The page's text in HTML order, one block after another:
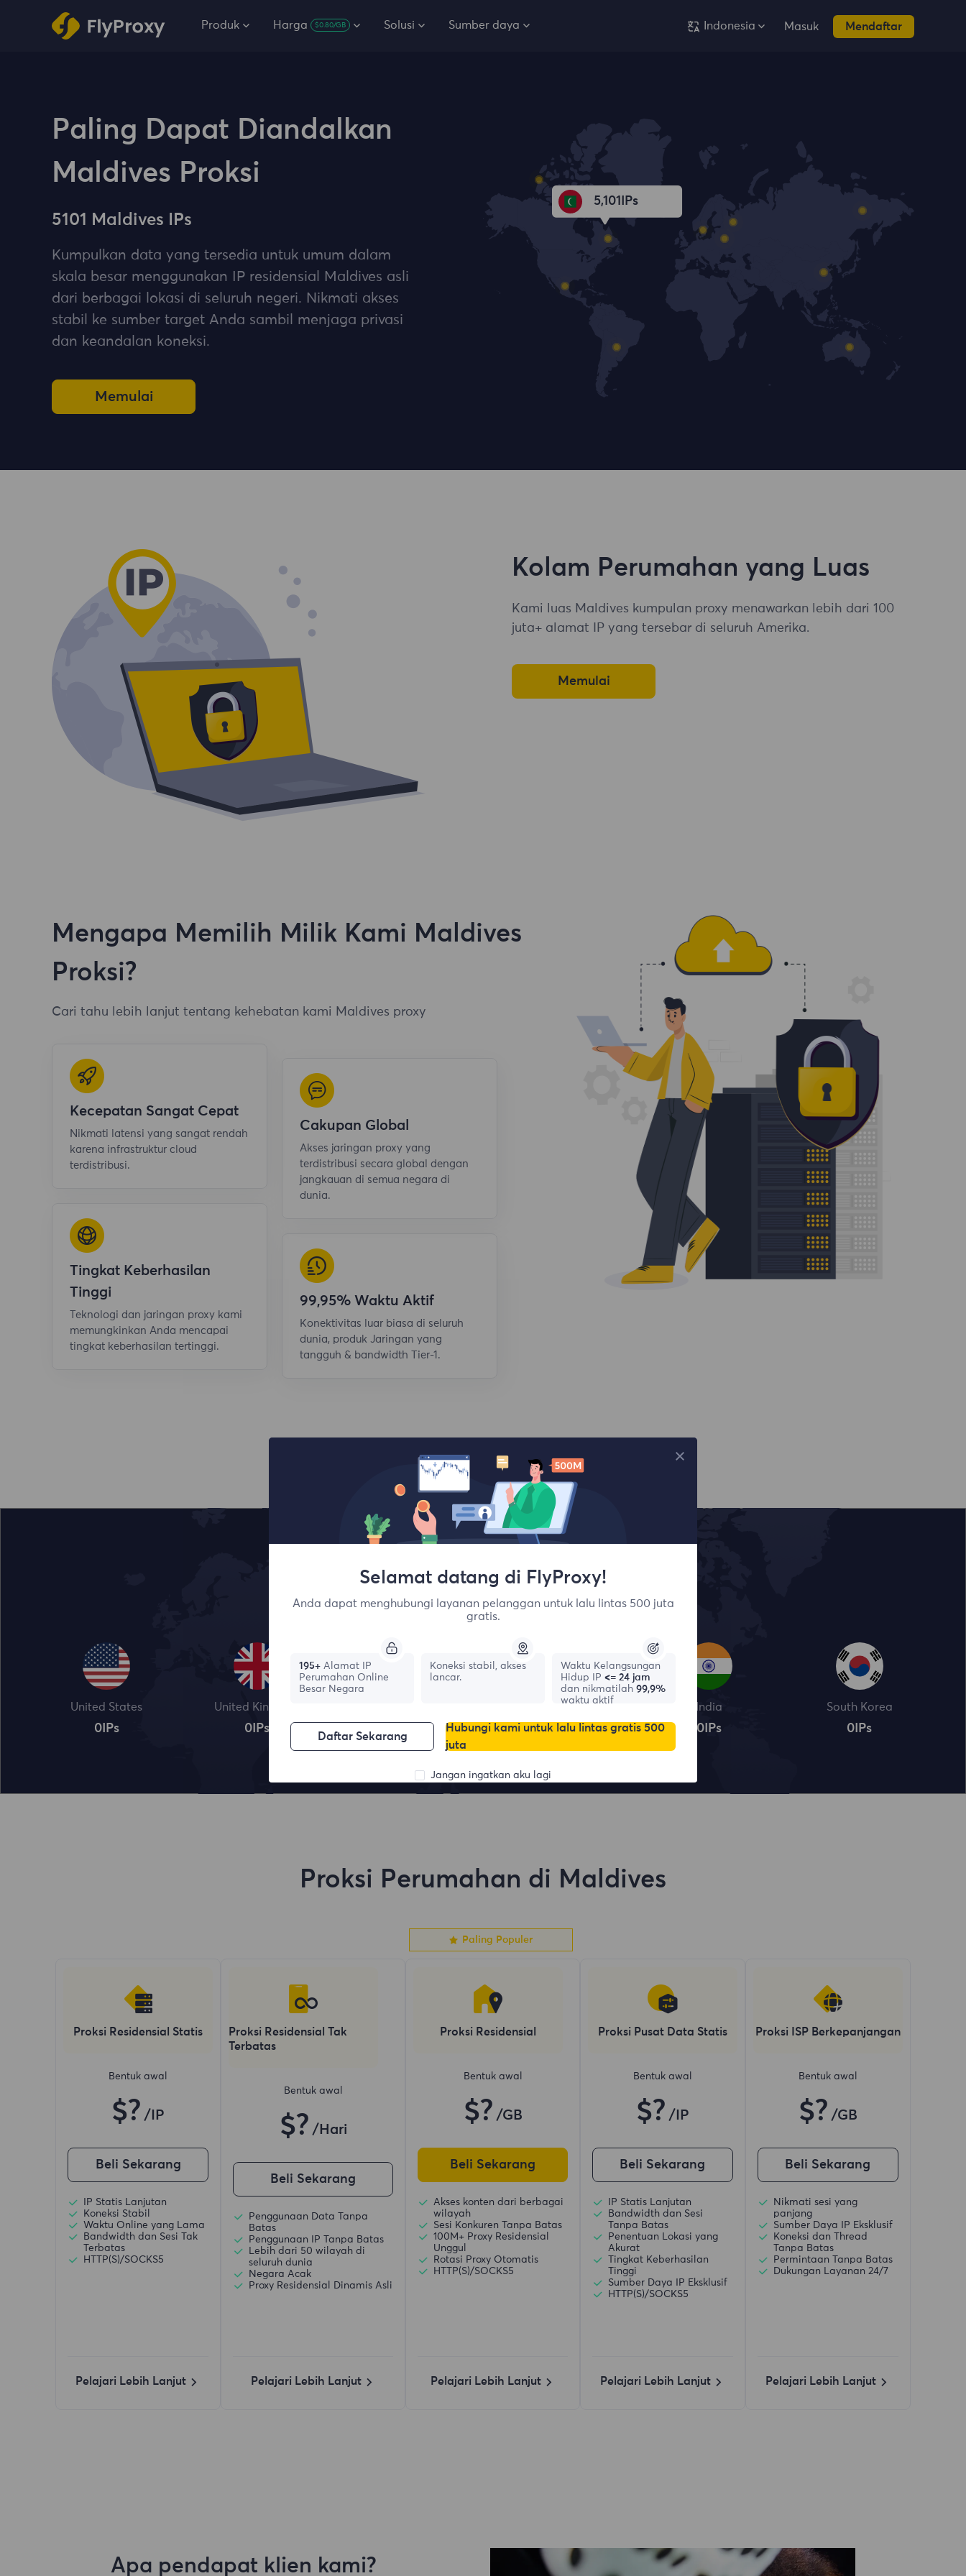
Produk Harga $0.80/GB Solusi Sumber daya Indonesia Masuk Mendaftar
Paling Dapat Diandalkan
Maldives Proksi
5101 Maldives IPs
Kumpulkan data yang tersedia untuk umum dalam
skala besar menggunakan IP residensial Maldives asli
dari berbagai lokasi di seluruh negeri. Nikmati akses
stabil ke sumber target Anda sambil menjaga privasi
dan keandalan koneksi.
Memulai
5,101 IPs
Kolam Perumahan yang Luas
Kami luas Maldives kumpulan proxy menawarkan lebih dari 100
juta+ alamat IP yang tersebar di seluruh Amerika.
Memulai
Mengapa Memilih Milik Kami Maldives
Proksi?
Cari tahu lebih lanjut tentang kehebatan kami Maldives proxy
Kecepatan Sangat Cepat
Nikmati latensi yang sangat rendah
karena infrastruktur cloud
terdistribusi.
Tingkat Keberhasilan
Tinggi
Teknologi dan jaringan proxy kami
memungkinkan Anda mencapai
tingkat keberhasilan tertinggi.
Cakupan Global
Akses jaringan proxy yang
terdistribusi secara global dengan
jangkauan di semua negara di
dunia.
99,95% Waktu Aktif
Konektivitas luar biasa di seluruh
dunia, produk Jaringan yang
tangguh & bandwidth Tier-1.
Lokasi teratas
United States
0IPs
United Kingdom
0 IPs
Canada
0 IPs
India
0IPs
South Korea
0 IPs
Proksi Perumahan di Maldives
Paling Populer
Proksi Residensial Statis
Bentuk awal
$? /IP
Beli Sekarang
IP Statis Lanjutan
Koneksi Stabil
Waktu Online yang Lama
Bandwidth dan Sesi Tak
Terbatas
HTTP(S)/SOCKS5
Pelajari Lebih Lanjut
Proksi Residensial Tak
Terbatas
Bentuk awal
$? /Hari
Beli Sekarang
Penggunaan Data Tanpa
Batas
Penggunaan IP Tanpa Batas
Lebih dari 50 wilayah di
seluruh dunia
Negara Acak
Proxy Residensial Dinamis Asli
Pelajari Lebih Lanjut
Proksi Residensial
Bentuk awal
$? /GB
Beli Sekarang
Akses konten dari berbagai
wilayah
Sesi Konkuren Tanpa Batas
100M+ Proxy Residensial
Unggul
Rotasi Proxy Otomatis
HTTP(S)/SOCKS5
Pelajari Lebih Lanjut
Proksi Pusat Data Statis
Bentuk awal
$? /IP
Beli Sekarang
IP Statis Lanjutan
Bandwidth dan Sesi
Tanpa Batas
Penentuan Lokasi yang
Akurat
Tingkat Keberhasilan
Tinggi
Sumber Daya IP Eksklusif
HTTP(S)/SOCKS5
Pelajari Lebih Lanjut
Proksi ISP Berkepanjangan
Bentuk awal
$? /GB
Beli Sekarang
Nikmati sesi yang
panjang
Sumber Daya IP Eksklusif
Koneksi dan Thread
Tanpa Batas
Permintaan Tanpa Batas
Dukungan Layanan 24/7
Pelajari Lebih Lanjut
Apa pendapat klien kami?
Selamat datang di FlyProxy!
Anda dapat menghubungi layanan pelanggan untuk lalu lintas 500 juta
gratis.
195+ Alamat IP
Perumahan Online
Besar Negara
Koneksi stabil, akses
lancar.
Waktu Kelangsungan
Hidup IP <= 24 jam
dan nikmatilah 99,9%
waktu aktif
Daftar Sekarang
Hubungi kami untuk lalu lintas gratis 500
juta
Jangan ingatkan aku lagi